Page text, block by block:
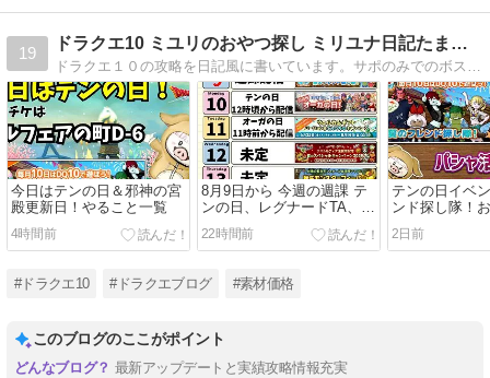
19
ドラクエ10 ミユリのおやつ探し ミリユナ日記たまにリオ
ドラクエ１０の攻略を日記風に書いています。サポのみでのボス挑戦や攻略情報などわかりやすく解説！キラキラマラソンの代表的な素材や各種オーブの価格情報を毎日更新中！
今日はテンの日＆邪神の宮
殿更新日！やること一覧
4時間前
8月9日から 今週の週課 テ
ンの日、レグナードTA、転
生モンスターフィーバーな
ど！
22時間前
テンの日イベ
ンド探し隊！
2日前
#ドラクエ10 #ドラクエブログ #素材価格
このブログのここがポイント
最新アップデートと実績攻略情報充実